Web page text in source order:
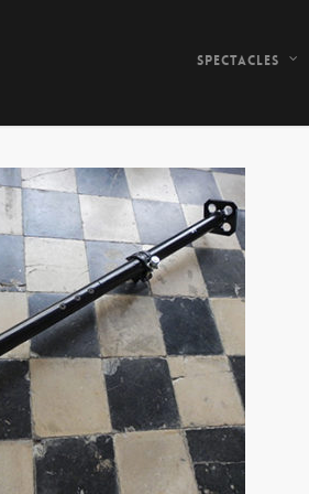
Spectacles